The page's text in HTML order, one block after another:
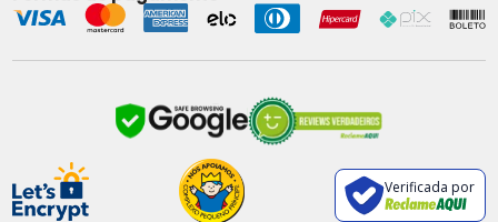
Verificada por